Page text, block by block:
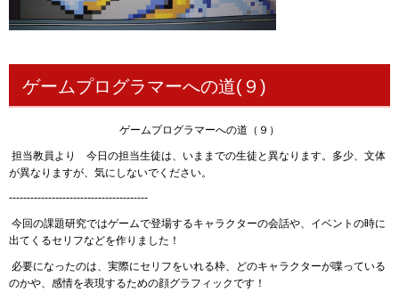
ゲームプログラマーへの道(９)
ゲームプログラマーへの道（９）
担当教員より 今日の担当生徒は、いままでの生徒と異なります。多少、文体
が異なりますが、気にしないでください。
‐‐‐‐‐‐‐‐‐‐‐‐‐‐‐‐‐‐‐‐‐‐‐‐‐‐‐‐‐‐‐‐‐‐‐‐‐‐‐
今回の課題研究ではゲームで登場するキャラクターの会話や、イベントの時に
出てくるセリフなどを作りました！
必要になったのは、実際にセリフをいれる枠、どのキャラクターが喋っている
のかや、感情を表現するための顔グラフィックです！